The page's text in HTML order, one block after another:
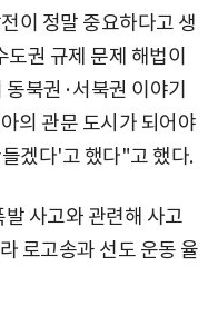
이 정말 중요하다고 생
권 규제 문제 해법이
북권·서북권 이야기
의 관문 도시가 되어야
겠다'고 했다"고 했다.
사고와 관련해 사고
로고송과 선도 운동 율